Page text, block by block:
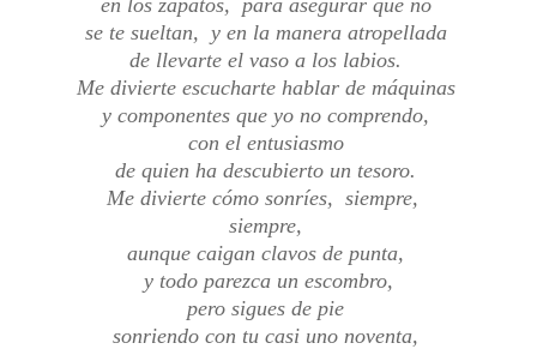
se te sueltan, y en la manera atropellada
de llevarte el vaso a los labios.
Me divierte escucharte hablar de máquinas
y componentes que yo no comprendo,
con el entusiasmo
de quien ha descubierto un tesoro.
Me divierte cómo sonríes, siempre,
siempre,
aunque caigan clavos de punta,
y todo parezca un escombro,
pero sigues de pie
sonriendo con tu casi uno noventa,